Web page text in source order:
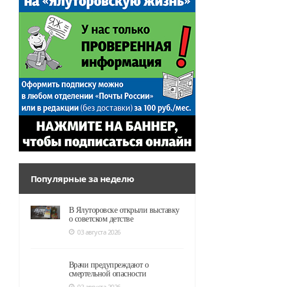
Популярные за неделю
В Ялуторовске открыли выставку
о советском детстве
03 августа 2026
Врачи предупреждают о
смертельной опасности